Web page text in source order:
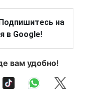
на
в Google!
вам удобно!